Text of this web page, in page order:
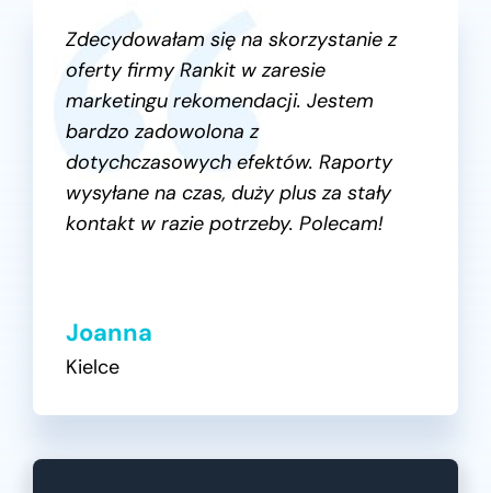
Zdecydowałam się na skorzystanie z
oferty firmy Rankit w zaresie
marketingu rekomendacji. Jestem
bardzo zadowolona z
dotychczasowych efektów. Raporty
wysyłane na czas, duży plus za stały
kontakt w razie potrzeby. Polecam!
Joanna
Kielce